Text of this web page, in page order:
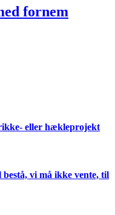
fornem
eller hækleprojekt
bestå, vi må ikke vente, til